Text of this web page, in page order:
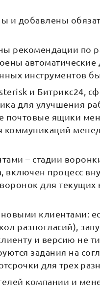
и добавлены
рекомендации по
автоматические
инструментов
и Битрикс24,
для улучшения
ящики
коммуникаций
– стадии
процесс
для текущих
новыми клиентами:
разногласий),
и версию не
задания на
для трех
компании и